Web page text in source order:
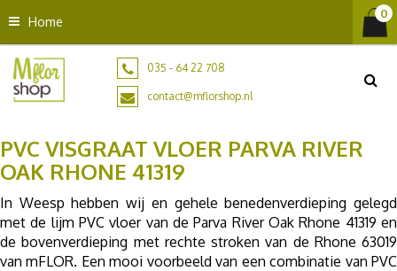
n
o
n
t
e
n
t
Home
035 - 64 22 708
contact@mflorshop.nl
PVC VISGRAAT VLOER PARVA RIVER
OAK RHONE 41319
In Weesp hebben wij en gehele benedenverdieping gelegd
met de lijm PVC vloer van de Parva River Oak Rhone 41319 en
de bovenverdieping met rechte stroken van de Rhone 63019
van mFLOR. Een mooi voorbeeld van een combinatie van PVC